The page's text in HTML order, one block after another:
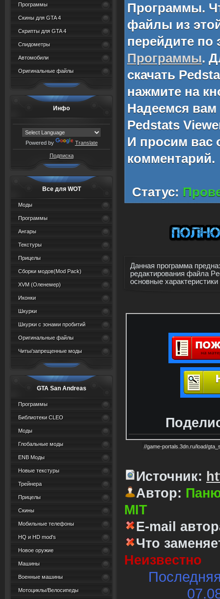
Программы
Скины для GTA 4
Скрипты для GTA 4
Спидометры
Автомобили
Оригинальные файлы
Инфо
Powered by Translate
Подписка
Все для WOT
Моды
Программы
Ангары
Текстуры
Прицелы
Сборки модов(Mod Pack)
XVM (Oленемер)
Иконки
Шкурки
Шкурки с зонами пробитий
Оригинальные файлы
Читы/запрещенные моды
GTA San Andreas
Программы
Библиотеки CLEO
Моды
Глобальные моды
ENB Моды
Новые текстуры
Трейнера
Прицелы
Скины
Мобильные телефоны
HQ и HD mod's
Новое оружие
Машины
Военные машины
Мотоциклы/Велосипеды
Программы.
файлы из
перейдите по
Программы.
скачать
нажмите на
Надеемся
Pedstats
И просим вас
комментарий.
Статус:
Данная программа
редактирования файла
основные
Источник:
Автор:
MIT
E-mail
Что
Неизвестно